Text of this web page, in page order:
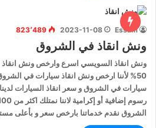
Essam
2023-11-08 823٬489
ونش انقاذ في الشروق
ونش انقاذ السويسي اسرع وارخص ونش
50% لأننا ارخص ونش انقاذ سيارات في
سيارات في الشروق و سعر انقاذ السيارات
الشروق نقدم خدماتنا بارخص سعر و بأعلى